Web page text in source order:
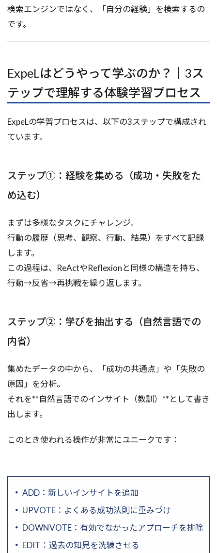
検索エンジンではなく、「自分の経験」を検索するの
です。
ExpeLはどうやって学ぶのか？｜3ス
テップで理解する体験学習プロセス
ExpeLの学習プロセスは、以下の3ステップで構成され
ています。
ステップ①：経験を集める（成功・失敗をた
め込む）
まずは多様なタスクにチャレンジ。
行動の履歴（思考、観察、行動、結果）をすべて記録
します。
この過程は、ReActやReflexionと同様の構造を持ち、
行動→反省→再挑戦を繰り返します。
ステップ②：学びを抽出する（自然言語での
内省）
集めたデータの中から、「成功の共通点」や「失敗の
原因」を分析。
それを**自然言語でのインサイト（教訓）**として書き
出します。
このとき使われる操作が非常にユニークです：
ADD：新しいインサイトを追加
UPVOTE：よくある成功法則に重みづけ
DOWNVOTE：有効でなかったアプローチを排除
EDIT：過去の知見を洗練させる